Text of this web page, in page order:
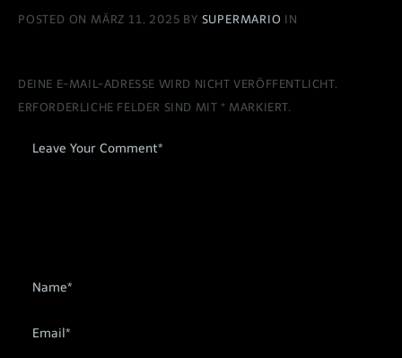
POSTED ON MÄRZ 11, 2025 BY SUPERMARIO IN
DEINE E-MAIL-ADRESSE WIRD NICHT VERÖFFENTLICHT.
ERFORDERLICHE FELDER SIND MIT* MARKIERT.